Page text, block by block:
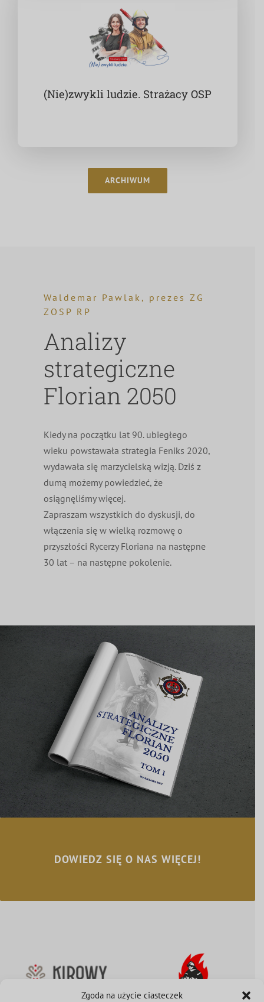
Zgoda na użycie ciasteczek
(Nie)zwykli ludzie. Strażacy OSP
ARCHIWUM
Waldemar Pawlak, prezes ZG
ZOSP RP
Analizy
strategiczne
Florian 2050
Kiedy na początku lat 90. ubiegłego
wieku powstawała strategia Feniks 2020,
wydawała się marzycielską wizją. Dziś z
dumą możemy powiedzieć, że
osiągnęliśmy więcej.
Zapraszam wszystkich do dyskusji, do
włączenia się w wielką rozmowę o
przyszłości Rycerzy Floriana na następne
30 lat – na następne pokolenie.
DOWIEDZ SIĘ O NAS WIĘCEJ!